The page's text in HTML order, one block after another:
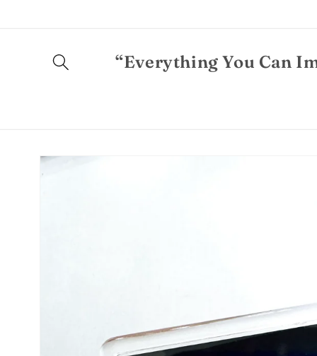
“Everything You Can
Kihagyás, és